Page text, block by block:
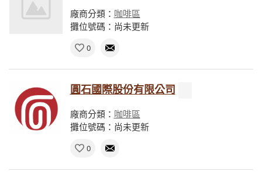
廠商分類： 咖啡區
攤位號碼：尚未更新
0
圓石國際股份有限公司
廠商分類： 咖啡區
攤位號碼：尚未更新
0